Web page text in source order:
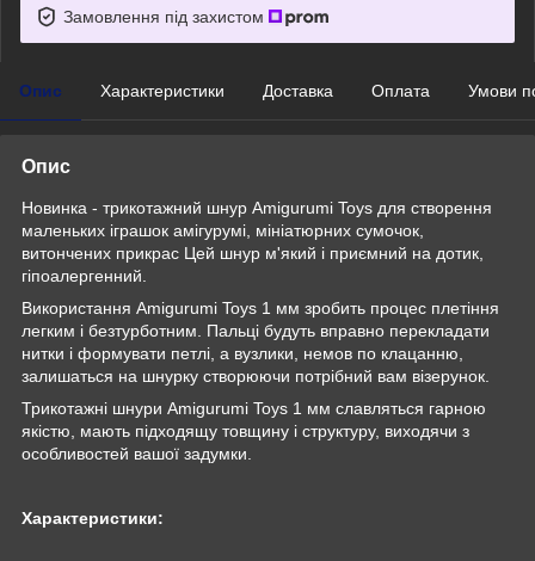
Замовлення під захистом
Опис Характеристики Доставка Оплата Умови
Опис
Новинка - трикотажний шнур Amigurumi Toys для створення
маленьких іграшок амігурумі, мініатюрних сумочок,
витончених прикрас Цей шнур м'який і приємний на дотик,
гіпоалергенний.
Використання Amigurumi Toys 1 мм зробить процес плетіння
легким і безтурботним. Пальці будуть вправно перекладати
нитки і формувати петлі, а вузлики, немов по клацанню,
залишаться на шнурку створюючи потрібний вам візерунок.
Трикотажні шнури Amigurumi Toys 1 мм славляться гарною
якістю, мають підходящу товщину і структуру, виходячи з
особливостей вашої задумки.
Характеристики: